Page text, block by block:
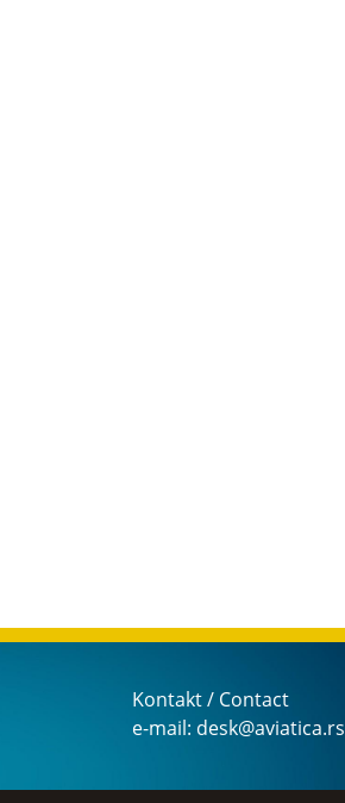
Kontakt / Contact
e-mail: desk@aviatica.rs